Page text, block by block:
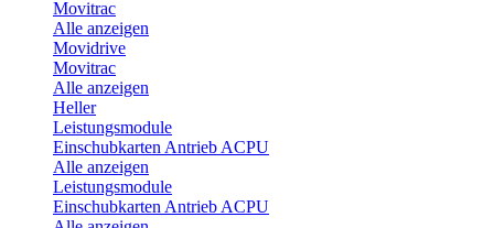
Movitrac
Alle anzeigen
Movidrive
Movitrac
Alle anzeigen
Heller
Leistungsmodule
Einschubkarten Antrieb ACPU
Alle anzeigen
Leistungsmodule
Einschubkarten Antrieb ACPU